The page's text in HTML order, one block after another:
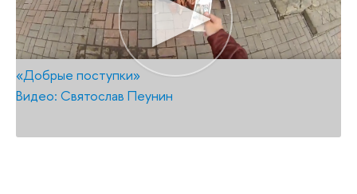
«Добрые поступки»
Видео: Святослав Пеунин